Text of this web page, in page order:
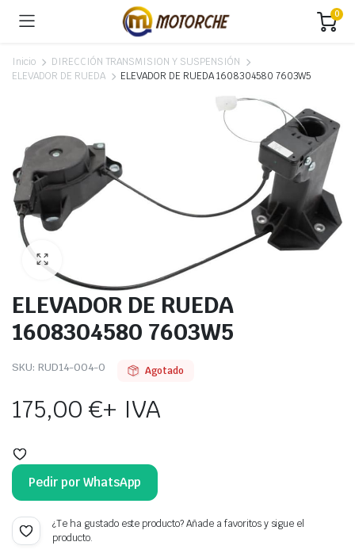
0
Inicio
DIRECCIÓN TRANSMISION Y SUSPENSIÓN
ELEVADOR DE RUEDA
ELEVADOR DE RUEDA 1608304580 7603W5
ELEVADOR DE RUEDA
1608304580 7603W5
SKU: RUD14-004-O Agotado
175,00€+ IVA
Pedir por WhatsApp
¿Te ha gustado este producto? Añade a favoritos y sigue el
producto.